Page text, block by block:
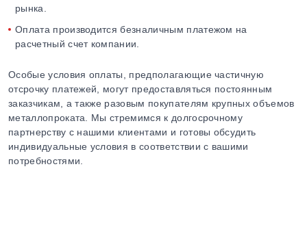
рынка.
Оплата производится безналичным платежом на
расчетный счет компании.
Особые условия оплаты, предполагающие частичную
отсрочку платежей, могут предоставляться постоянным
заказчикам, а также разовым покупателям крупных объемов
металлопроката. Мы стремимся к долгосрочному
партнерству с нашими клиентами и готовы обсудить
индивидуальные условия в соответствии с вашими
потребностями.